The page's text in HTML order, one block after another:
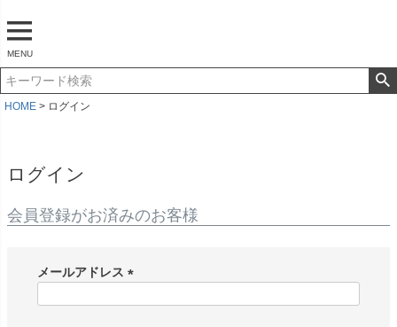
MENU
HOME ログイン
ログイン
会員登録がお済みのお客様
メールアドレス